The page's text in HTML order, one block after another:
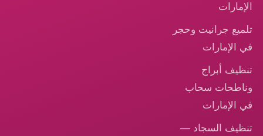
الإمارات
تلميع جرانيت وحجر
في الإمارات
تنظيف أبراج
وناطحات سحاب
في الإمارات
تنظيف السجاد —